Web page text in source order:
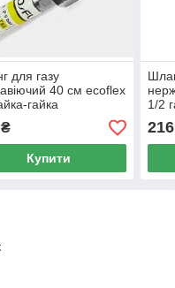
для газу
40 см ecoflex
гайка
Купити
1/2
216